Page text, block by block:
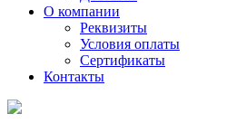
О компании
Реквизиты
Условия оплаты
Сертификаты
Контакты